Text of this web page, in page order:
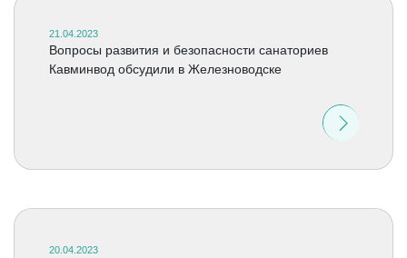
21.04.2023
Вопросы развития и безопасности санаториев
Кавминвод обсудили в Железноводске
20.04.2023